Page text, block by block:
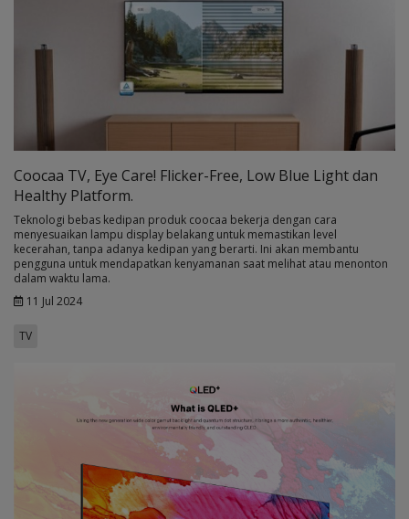
Coocaa TV, Eye Care! Flicker-Free, Low Blue Light dan
Healthy Platform.
Teknologi bebas kedipan produk coocaa bekerja dengan cara
menyesuaikan lampu display belakang untuk memastikan level
kecerahan, tanpa adanya kedipan yang berarti. Ini akan membantu
pengguna untuk mendapatkan kenyamanan saat melihat atau menonton
dalam waktu lama.
11 Jul 2024
TV